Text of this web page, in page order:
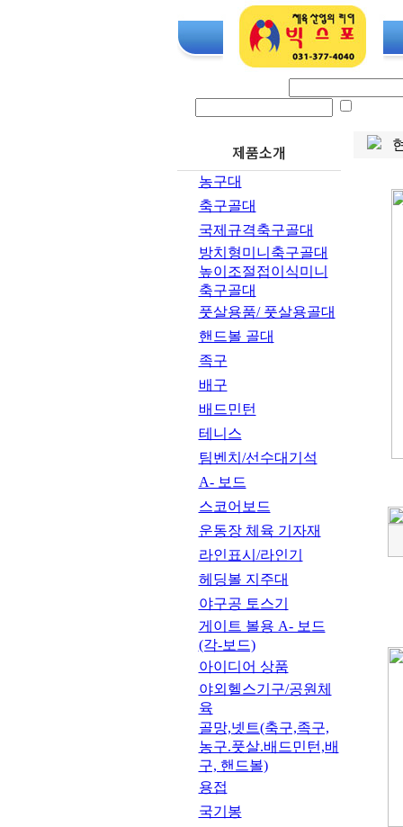
제품소개
농구대
축구골대
국제규격축구골대
방치형미니축구골대
높이조절접이식미니
축구골대
풋살용품/ 풋살용골대
핸드볼 골대
족구
배구
배드민턴
테니스
팀벤치/선수대기석
A- 보드
스코어보드
운동장 체육 기자재
라인표시/라인기
헤딩볼 지주대
야구공 토스기
게이트 볼용 A- 보드
(각-보드)
아이디어 상품
야외헬스기구/공원체
육
골망,넷트(축구,족구,
농구.풋살.배드민턴,배
구, 핸드볼)
용접
국기봉
현